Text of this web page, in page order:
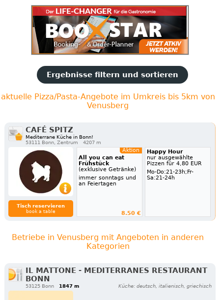
Ergebnisse filtern und sortieren
aktuelle Pizza/Pasta-Angebote im Umkreis bis 5km von
Venusberg
CAFÉ SPITZ
Mediterrane Küche in Bonn!
53111 Bonn, Zentrum
4207 m
Tisch reservieren
book a table
Aktion
All you can eat
Frühstück
(exklusive Getränke)
immer sonntags und
an Feiertagen
8.50 €
Happy Hour
nur ausgewählte
Pizzen für 4,80 EUR
Mo-Do:21-23h;Fr-
Sa:21-24h
Betriebe in Venusberg mit Angeboten in anderen
Kategorien
IL MATTONE - MEDITERRANES RESTAURANT
BONN
53125 Bonn 1847 m Küche: deutsch, italienisch, griechisch